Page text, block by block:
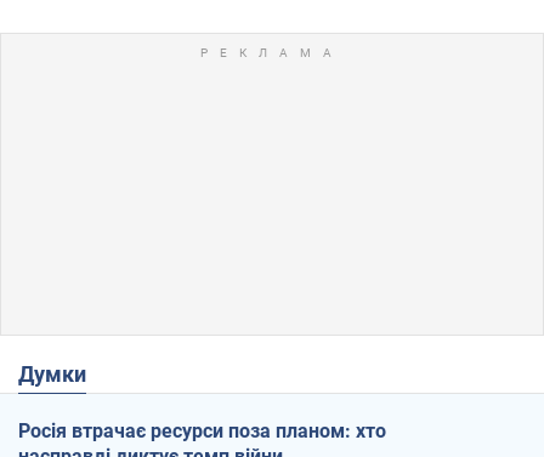
Думки
Росія втрачає ресурси поза планом: хто